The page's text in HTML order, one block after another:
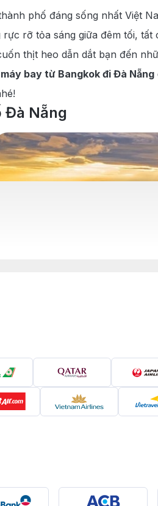
du lịch Đà Nẵng
Đà Nẵng nổi tiếng
Đà Nẵng
phố đáng sống nhất Việt
rỡ tỏa sáng giữa đêm tối,
thịt heo dẫn dắt bạn đến
bay từ Bangkok đi Đà Nẵng
Đà Nẵng
bay từ Bangkok đi Đà Nẵng -